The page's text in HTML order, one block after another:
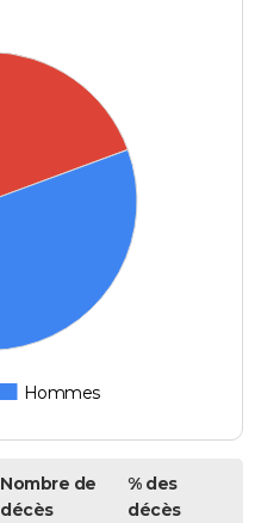
Hommes
Nombre de
décès
% des
décès